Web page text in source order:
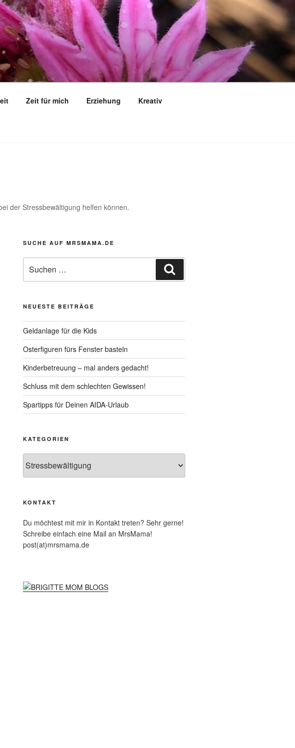
Zeit für mich Erziehung Kreativ
der Stressbewältigung helfen können.
SUCHE AUF MRSMAMA.DE
nach:
NEUESTE BEITRÄGE
Geldanlage für die Kids
Osterfiguren fürs Fenster basteln
Kinderbetreuung – mal anders gedacht!
Schluss mit dem schlechten Gewissen!
Spartipps für Deinen AIDA-Urlaub
KATEGORIEN
KONTAKT
Du möchtest mit mir in Kontakt treten? Sehr gerne!
Schreibe einfach eine Mail an MrsMama!
post(at)mrsmama.de